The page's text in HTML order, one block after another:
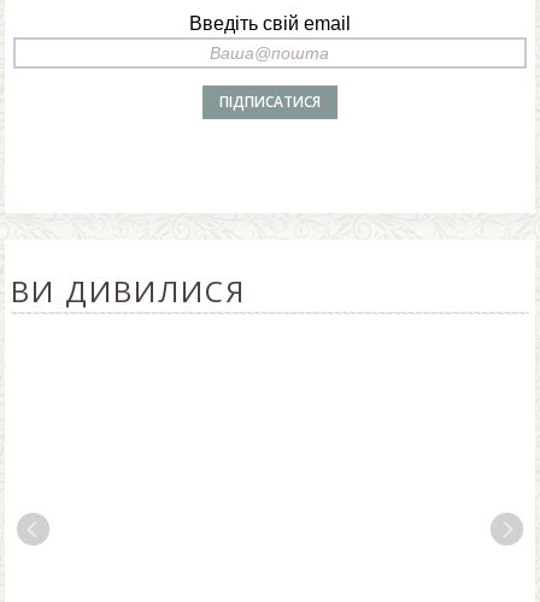
Введіть свій email
ВИ ДИВИЛИСЯ